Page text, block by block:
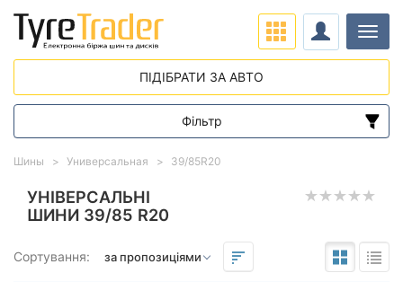
УНІВЕРСАЛЬНІ
ШИНИ 39/85 R20
Сортування:
Шины Универсальная 39/85R20
ПІДІБРАТИ ЗА АВТО
Фільтр
Діапазон цін
від